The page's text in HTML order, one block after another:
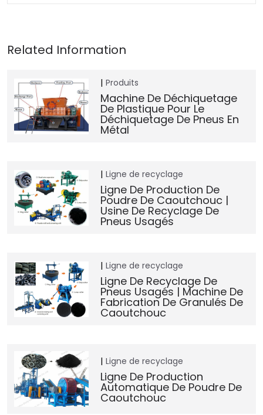
Produits
Machine De Déchiquetage
De Plastique Pour Le
Déchiquetage De Pneus En
Métal
Ligne de recyclage
Ligne De Production De
Poudre De Caoutchouc |
Usine De Recyclage De
Pneus Usagés
Ligne de recyclage
Ligne De Recyclage De
Pneus Usagés | Machine De
Fabrication De Granulés De
Caoutchouc
Ligne de recyclage
Ligne De Production
Automatique De Poudre De
Caoutchouc